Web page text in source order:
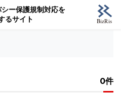
ー保護規制対応を
るサイト
0件